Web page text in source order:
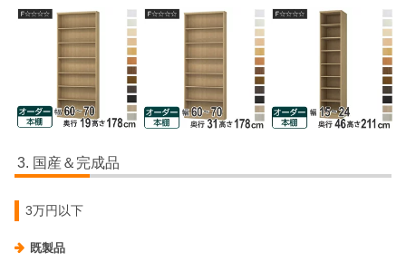
国産＆完成品
3万円以下
既製品